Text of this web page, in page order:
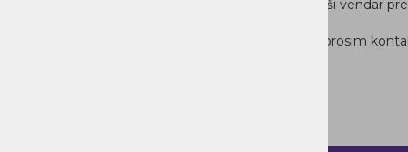
Za izdelke, ki niso na zalogi so dobavni roki daljši vendar
V primeru, da želite izdelek prejeti hitreje, nas prosim